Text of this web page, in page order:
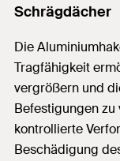
Schrägdächer
Die
Tragfähigkeit
vergrößern und
Befestigungen
kontrollierte
Beschädigung